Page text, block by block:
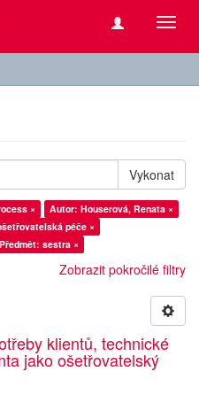
Vykonat
×
Autor: Houserová, Renata ×
péče ×
Předmět: sestra ×
Zobrazit pokročilé filtry
klientů, technické
jako ošetřovatelský